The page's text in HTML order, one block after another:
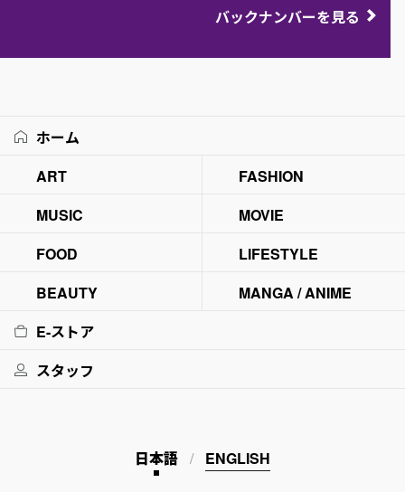
バックナンバーを見る
ホーム
ART
FASHION
MUSIC
MOVIE
FOOD
LIFESTYLE
BEAUTY
MANGA / ANIME
E-ストア
スタッフ
日本語 ENGLISH